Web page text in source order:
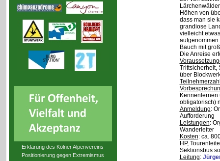
Erklärung des Kölner Alpenvereins
Positionierung gegen Extremismus
Höhen von
dass man sie
grandiose
vielleicht
Bauch mit
Die Anreise
Trittsicherheit,
über
obligatorisch)
Anmeldung:
Aufforderung
Leistungen:
Wanderleiter
Kosten: ca.
HP,
Sektionsbus
Leitung: